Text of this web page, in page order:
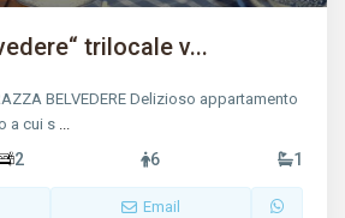
trilocale v...
BELVEDERE Delizioso appartamento
a cui s ...
2 6 1
Email